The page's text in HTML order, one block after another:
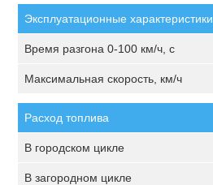
Эксплуатационные характеристики
Время разгона 0-100 км/ч, с
Максимальная скорость, км/ч
Расход топлива
В городском цикле
В загородном цикле